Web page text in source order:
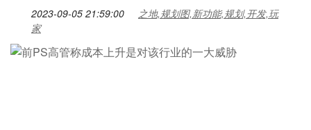
2023-09-05 21:59:00
之地,规划图,新功能,规划,开发,玩
家